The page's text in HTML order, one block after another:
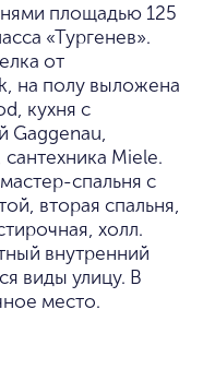
«Тургенев».
от
на полу выложена
кухня с
Gaggenau,
Miele.
спальня с
вторая спальня,
холл.
внутренний
виды улицу. В
место.